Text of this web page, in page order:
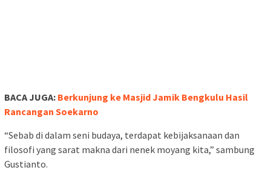
BACA JUGA: Berkunjung ke Masjid Jamik Bengkulu Hasil
Rancangan Soekarno
“Sebab di dalam seni budaya, terdapat kebijaksanaan dan
filosofi yang sarat makna dari nenek moyang kita,” sambung
Gustianto.